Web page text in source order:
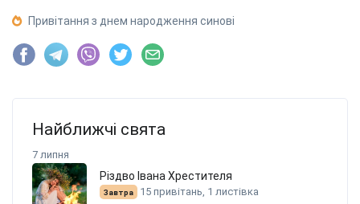
Привітання з днем народження синові
Найближчі свята
7 липня
Різдво Івана Хрестителя
Завтра 15 привітань, 1 листівка